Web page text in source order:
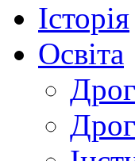
Історія
Освіта